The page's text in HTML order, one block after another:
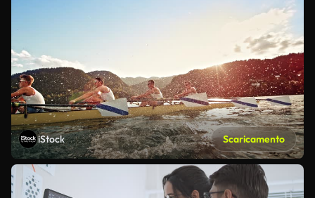
iStock Scaricamento